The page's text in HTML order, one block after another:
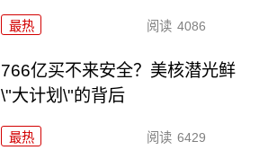
最热 阅读 4086
766亿买不来安全？美核潜光鲜
\"大计划\"的背后
最热 阅读 6429